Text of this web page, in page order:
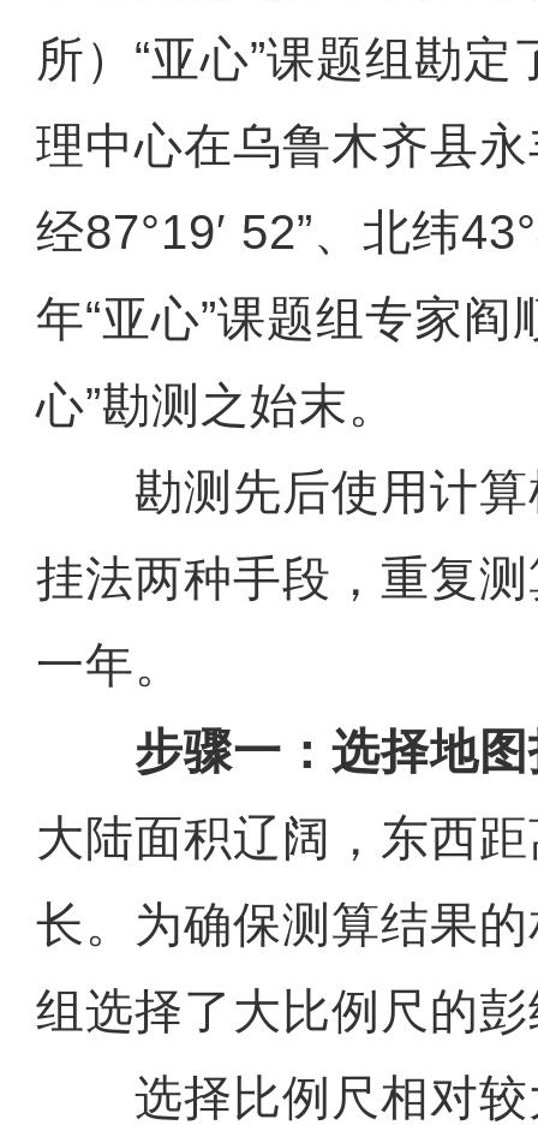
所）“亚心”课题组勘
理中心在乌鲁木齐县
经87°19′ 52”、北纬
年“亚心”课题组专家阎
心”勘测之始末。
勘测先后使用计算
挂法两种手段，重复
一年。
步骤一：选择地
大陆面积辽阔，东西
长。为确保测算结果
组选择了大比例尺的
选择比例尺相对较